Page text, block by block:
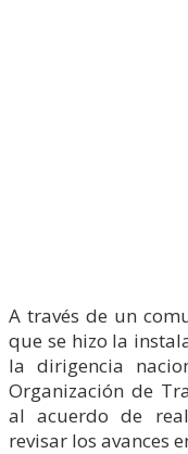
A través de un
que se hizo la
la dirigencia
Organización de
al acuerdo de
revisar los avances